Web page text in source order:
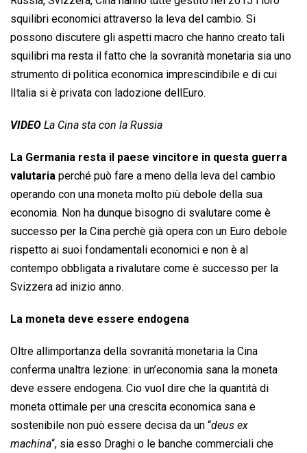
squilibri economici attraverso la leva del cambio. Si
possono discutere gli aspetti macro che hanno creato tali
squilibri ma resta il fatto che la sovranità monetaria sia uno
strumento di politica economica imprescindibile e di cui
lItalia si è privata con ladozione dellEuro.
VIDEO La Cina sta con la Russia
La Germania resta il paese vincitore in questa guerra
valutaria perché può fare a meno della leva del cambio
operando con una moneta molto più debole della sua
economia. Non ha dunque bisogno di svalutare come è
successo per la Cina perchè già opera con un Euro debole
rispetto ai suoi fondamentali economici e non è al
contempo obbligata a rivalutare come è successo per la
Svizzera ad inizio anno.
La moneta deve essere endogena
Oltre allimportanza della sovranità monetaria la Cina
conferma unaltra lezione: in un’economia sana la moneta
deve essere endogena. Cio vuol dire che la quantità di
moneta ottimale per una crescita economica sana e
sostenibile non può essere decisa da un “deus ex
machina“, sia esso Draghi o le banche commerciali che